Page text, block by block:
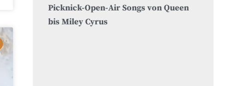
Picknick-Open-Air Songs von Queen
bis Miley Cyrus